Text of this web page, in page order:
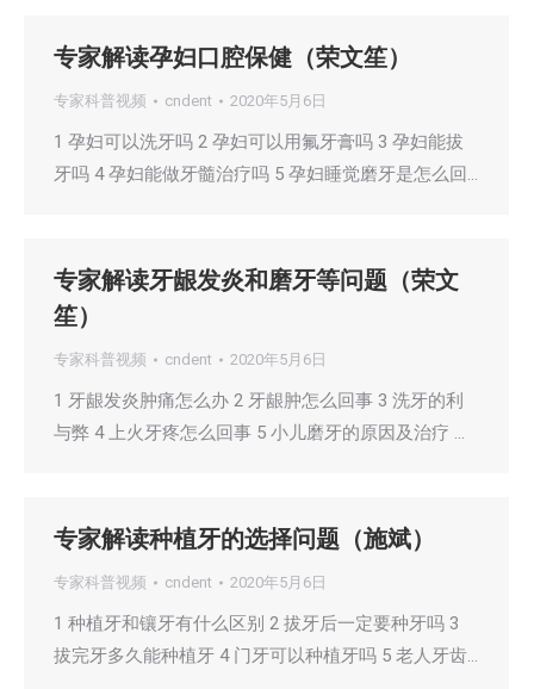
专家解读孕妇口腔保健（荣文笙）
专家科普视频 cndent 2020年5月6日
1 孕妇可以洗牙吗 2 孕妇可以用氟牙膏吗 3 孕妇能拔
牙吗 4 孕妇能做牙髓治疗吗 5 孕妇睡觉磨牙是怎么回…
专家解读牙龈发炎和磨牙等问题（荣文
笙）
专家科普视频 cndent 2020年5月6日
1 牙龈发炎肿痛怎么办 2 牙龈肿怎么回事 3 洗牙的利
与弊 4 上火牙疼怎么回事 5 小儿磨牙的原因及治疗 …
专家解读种植牙的选择问题（施斌）
专家科普视频 cndent 2020年5月6日
1 种植牙和镶牙有什么区别 2 拔牙后一定要种牙吗 3
拔完牙多久能种植牙 4 门牙可以种植牙吗 5 老人牙齿…